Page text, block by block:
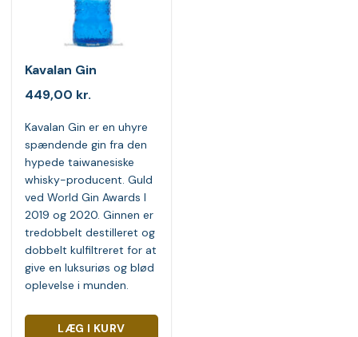
Kavalan Gin
449,00 kr.
Kavalan Gin er en uhyre
spændende gin fra den
hypede taiwanesiske
whisky-producent. Guld
ved World Gin Awards I
2019 og 2020. Ginnen er
tredobbelt destilleret og
dobbelt kulfiltreret for at
give en luksuriøs og blød
oplevelse i munden.
LÆG I KURV